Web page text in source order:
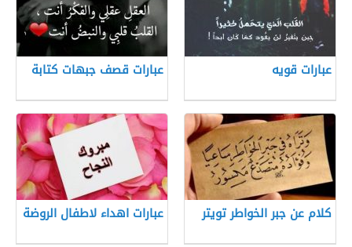
عبارات قويه عبارات قصف جبهات كتابة
كلام عن جبر الخواطر تويتر عبارات اهداء لاطفال الروضة